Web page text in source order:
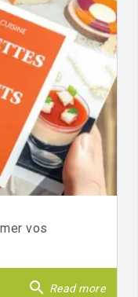
vos
search Read more